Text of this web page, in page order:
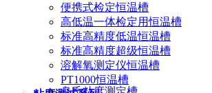
便携式检定恒温槽
高低温一体检定用恒温槽
标准高精度低温恒温槽
标准高精度超级恒温槽
溶解氧测定仪恒温槽
PT1000恒温槽